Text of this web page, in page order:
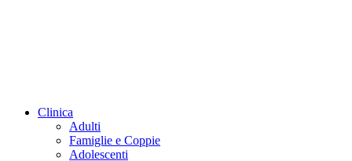
Clinica
Adulti
Famiglie e Coppie
Adolescenti